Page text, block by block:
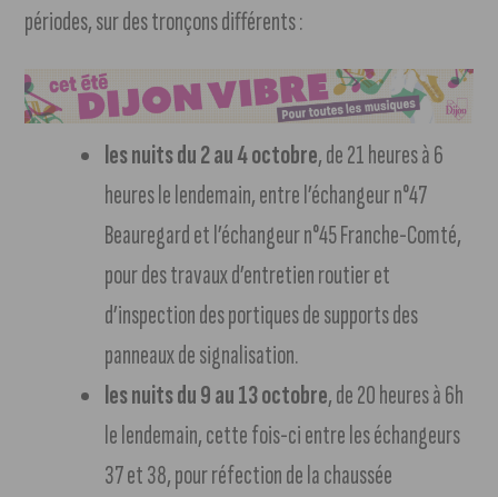
périodes, sur des tronçons différents :
les nuits du 2 au 4 octobre, de 21 heures à 6
heures le lendemain, entre l’échangeur n°47
Beauregard et l’échangeur n°45 Franche-Comté,
pour des travaux d’entretien routier et
d’inspection des portiques de supports des
panneaux de signalisation.
les nuits du 9 au 13 octobre, de 20 heures à 6h
le lendemain, cette fois-ci entre les échangeurs
37 et 38, pour réfection de la chaussée